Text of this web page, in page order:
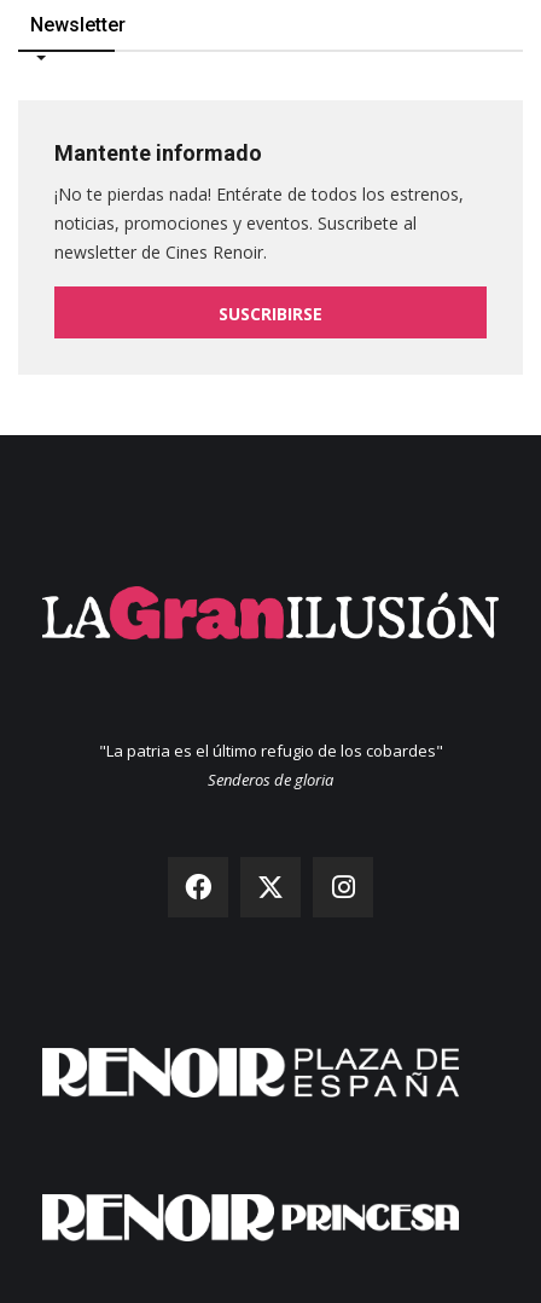
Newsletter
Mantente informado
¡No te pierdas nada! Entérate de todos los estrenos,
noticias, promociones y eventos. Suscribete al
newsletter de Cines Renoir.
SUSCRIBIRSE
"La patria es el último refugio de los cobardes"
Senderos de gloria